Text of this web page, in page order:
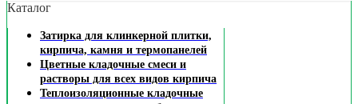
Каталог
Затирка для клинкерной плитки,
кирпича, камня и термопанелей
Цветные кладочные смеси и
растворы для всех видов кирпича
Теплоизоляционные кладочные